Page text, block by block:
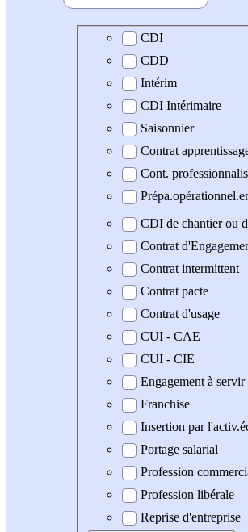
Type de contrat
CDI
CDD
Intérim
CDI Intérimaire
Saisonnier
Contrat
Cont.
CDI de chantier ou
Contrat
Contrat intermittent
Contrat pacte
Contrat d'usage
CUI - CAE
CUI - CIE
Engagement à servir
Franchise
Insertion par
Portage salarial
Profession
Profession libérale
Reprise d'entreprise